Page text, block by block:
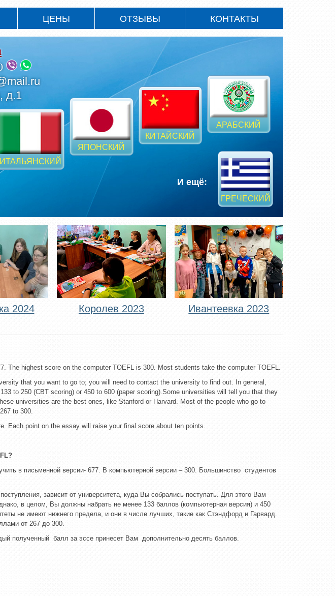
ЦЕНЫ ОТЗЫВЫ КОНТАКТЫ
ИТАЛЬЯНСКИЙ
ЯПОНСКИЙ
КИТАЙСКИЙ
АРАБСКИЙ
И ещё:
ГРЕЧЕСКИЙ
д.1
2024 Королев 2023 Ивантеевка 2023
The highest score on the computer TOEFL is 300. Мost students take the computer TOEFL.
that you want to go to; you will need to contact the university to find out. In general,
to 250 (CBT scoring) or 450 to 600 (paper scoring).Some universities will tell you that they
universities are the best ones, like Stanford or Harvard. Мost of the people who go to
to 300.
Each point on the essay will raise your final score about ten points.
?
в письменной версии- 677. В компьютерной версии – 300. Большинство студентов
зависит от университета, куда Вы собрались поступать. Для этого Вам
в целом, Вы должны набрать не менее 133 баллов (компьютерная версия) и 450
не имеют нижнего предела, и они в числе лучших, такие как Стэндфорд и Гарвард.
от 267 до 300.
полученный балл за эссе принесет Вам дополнительно десять баллов.